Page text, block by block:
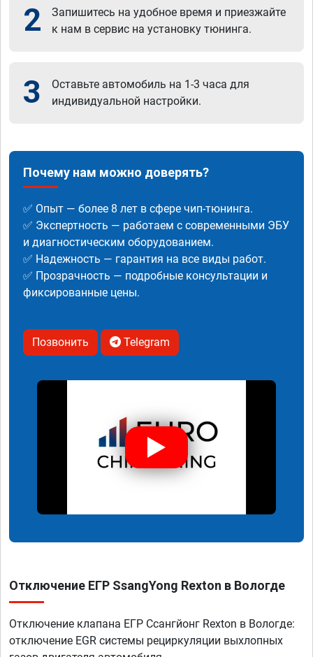
2
Запишитесь на удобное время и приезжайте
к нам в сервис на установку тюнинга.
3
Оставьте автомобиль на 1-3 часа для
индивидуальной настройки.
Почему нам можно доверять?
✅ Опыт — более 8 лет в сфере чип-тюнинга.
✅ Экспертность — работаем с современными ЭБУ
и диагностическим оборудованием.
✅ Надежность — гарантия на все виды работ.
✅ Прозрачность — подробные консультации и
фиксированные цены.
Позвонить Telegram
Отключение ЕГР SsangYong Rexton в Вологде
Отключение клапана ЕГР Ссангйонг Rexton в Вологде:
отключение EGR системы рециркуляции выхлопных